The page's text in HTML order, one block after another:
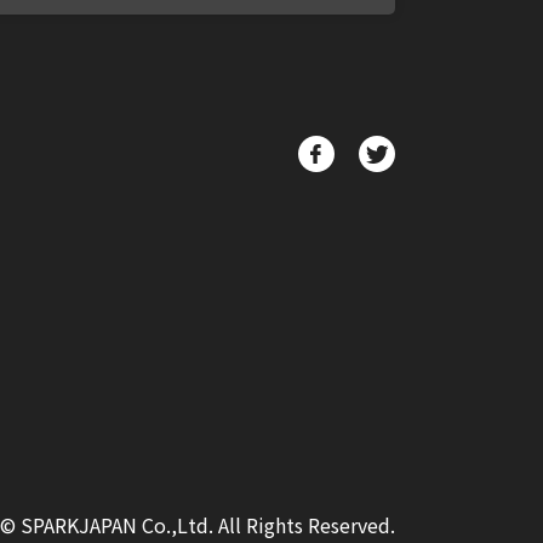
© SPARKJAPAN Co.,Ltd. All Rights Reserved.